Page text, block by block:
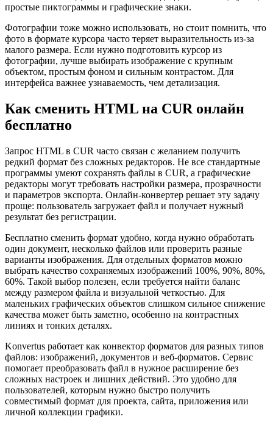
простые пиктограммы и графические знаки.
Фотографии тоже можно использовать, но стоит помнить, что
фото в формате курсора часто теряет выразительность из-за
малого размера. Если нужно подготовить курсор из
фотографии, лучше выбирать изображение с крупным
объектом, простым фоном и сильным контрастом. Для
интерфейса важнее узнаваемость, чем детализация.
Как сменить HTML на CUR онлайн
бесплатно
Запрос HTML в CUR часто связан с желанием получить
редкий формат без сложных редакторов. Не все стандартные
программы умеют сохранять файлы в CUR, а графические
редакторы могут требовать настройки размера, прозрачности
и параметров экспорта. Онлайн-конвертер решает эту задачу
проще: пользователь загружает файл и получает нужный
результат без регистрации.
Бесплатно сменить формат удобно, когда нужно обработать
один документ, несколько файлов или проверить разные
варианты изображения. Для отдельных форматов можно
выбрать качество сохраняемых изображений 100%, 90%, 80%,
60%. Такой выбор полезен, если требуется найти баланс
между размером файла и визуальной четкостью. Для
маленьких графических объектов слишком сильное снижение
качества может быть заметно, особенно на контрастных
линиях и тонких деталях.
Konvertus работает как конвектор форматов для разных типов
файлов: изображений, документов и веб-форматов. Сервис
помогает преобразовать файл в нужное расширение без
сложных настроек и лишних действий. Это удобно для
пользователей, которым нужно быстро получить
совместимый формат для проекта, сайта, приложения или
личной коллекции графики.